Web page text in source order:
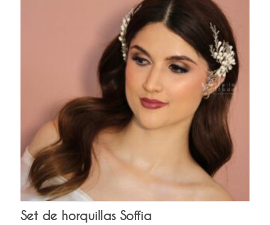
Set de horquillas Soffia